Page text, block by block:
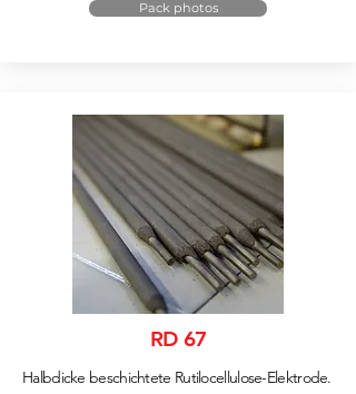
Pack photos
RD 67
Halbdicke beschichtete Rutilocellulose-Elektrode.